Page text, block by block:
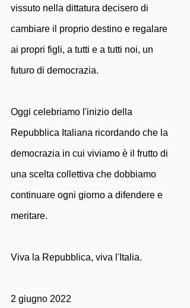
vissuto nella dittatura decisero di
cambiare il proprio destino e regalare
ai propri figli, a tutti e a tutti noi, un
futuro di democrazia.
Oggi celebriamo l'inizio della
Repubblica Italiana ricordando che la
democrazia in cui viviamo è il frutto di
una scelta collettiva che dobbiamo
continuare ogni giorno a difendere e
meritare.
Viva la Repubblica, viva l'Italia.
2 giugno 2022